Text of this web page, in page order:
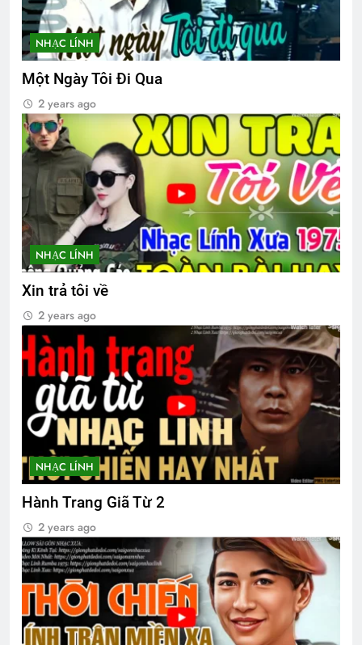
3 Years Ago
Thông Báo HĐ/ĐDCK nhiệm kỳ 2024-
2026
Tôi vẫn nợ em một lời xin lỗi
3 Years Ago
ANH ĐÃ GIẾT EM
3 Years Ago
3 Years Ago
GIỮ LẤY NỤ CƯỜI
3 Years Ago
Hồi Ký
2 Years Ago
Phân Ưu CSVSQ Lương Huỳnh Hương
K16
2 Years Ago
CSVSQ Thái Hữu Dư K16
3 Years Ago
NHẠC LÍNH
Một Ngày Tôi Đi Qua
2 years ago
NHẠC LÍNH
Xin trả tôi về
2 years ago
NHẠC LÍNH
Hành Trang Giã Từ 2
2 years ago